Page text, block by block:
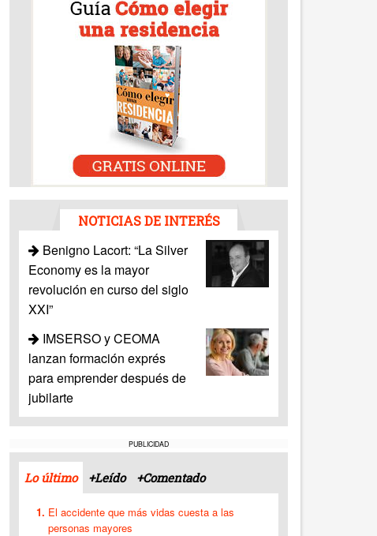
NOTICIAS DE INTERÉS
Benigno Lacort: “La Silver
Economy es la mayor
revolución en curso del siglo
XXI”
IMSERSO y CEOMA
lanzan formación exprés
para emprender después de
jubilarte
PUBLICIDAD
Lo último +Leído +Comentado
El accidente que más vidas cuesta a las
personas mayores